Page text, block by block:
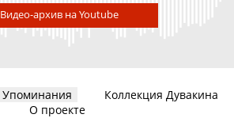
Видео-архив на Youtube
Упоминания
Коллекция Дувакина
О проекте